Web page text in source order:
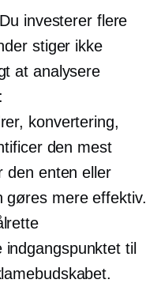
investerer flere
stiger ikke
at analysere
konvertering,
den mest
den enten eller
mere effektiv.
til